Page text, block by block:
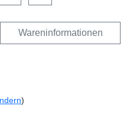
Wareninformationen
)